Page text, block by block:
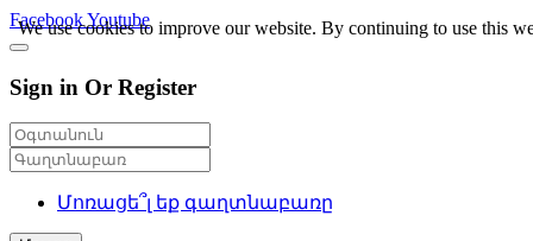
FacebookYoutube
Sign in Or Register
Մոռացե՞լ եք գաղտնաբառը
We use cookies to improve our website. By continuing to use this